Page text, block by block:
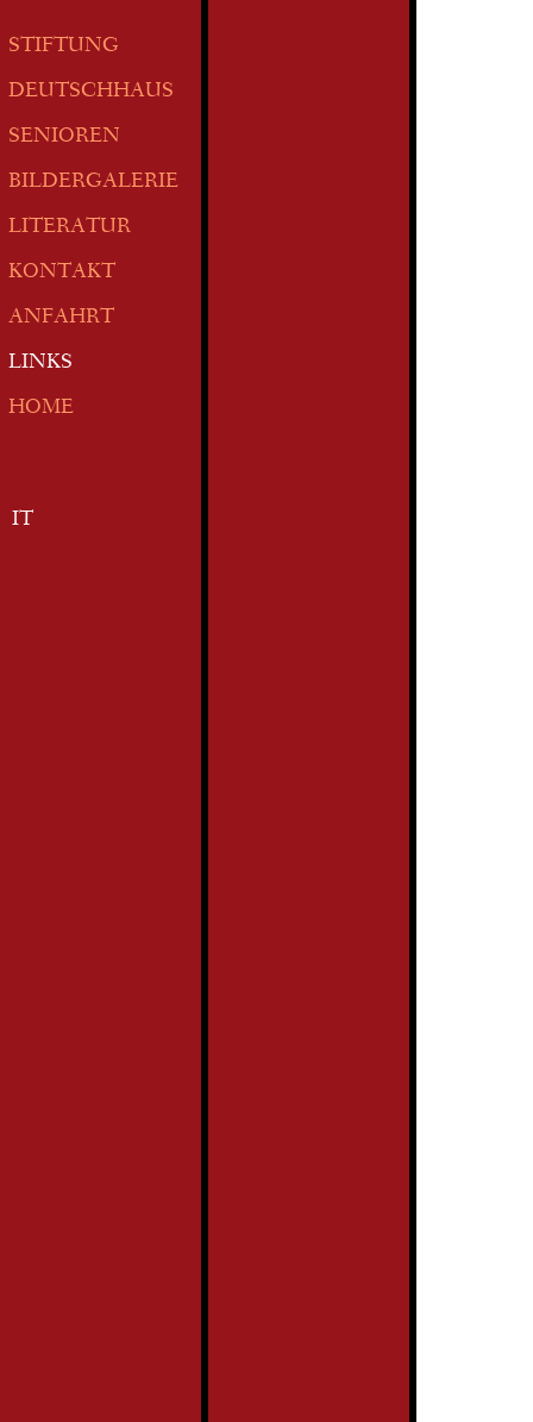
STIFTUNG
DEUTSCHHAUS
SENIOREN
BILDERGALERIE
LITERATUR
KONTAKT
ANFAHRT
LINKS
HOME
IT